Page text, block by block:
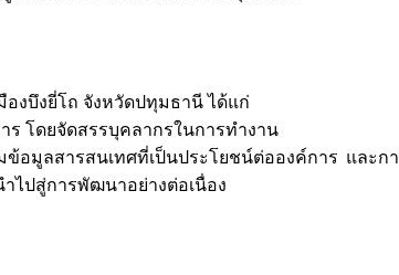
งบึงยี่โถ จังหวัดปทุมธานี ได้แก่
โดยจัดสรรบุคลากรในการทำงาน
อมูลสารสนเทศที่เป็นประโยชน์ต่อองค์การ แล
ไปสู่การพัฒนาอย่างต่อเนื่อง